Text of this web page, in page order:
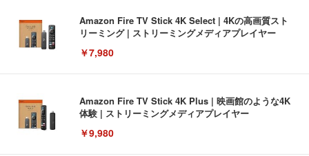
Amazon Fire TV Stick 4K Select | 4Kの高画質スト
リーミング | ストリーミングメディアプレイヤー
￥7,980
Amazon Fire TV Stick 4K Plus | 映画館のような4K
体験 | ストリーミングメディアプレイヤー
￥9,980